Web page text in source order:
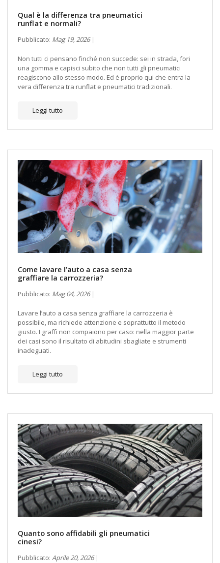
Qual è la differenza tra pneumatici
runflat e normali?
Pubblicato: Mag 19, 2026
Non tutti ci pensano finché non succede: sei in strada, fori
una gomma e capisci subito che non tutti gli pneumatici
reagiscono allo stesso modo. Ed è proprio qui che entra la
vera differenza tra runflat e pneumatici tradizionali.
Leggi tutto
Come lavare l’auto a casa senza
graffiare la carrozzeria?
Pubblicato: Mag 04, 2026
Lavare l’auto a casa senza graffiare la carrozzeria è
possibile, ma richiede attenzione e soprattutto il metodo
giusto. I graffi non compaiono per caso: nella maggior parte
dei casi sono il risultato di abitudini sbagliate e strumenti
inadeguati.
Leggi tutto
Quanto sono affidabili gli pneumatici
cinesi?
Pubblicato: Aprile 20, 2026